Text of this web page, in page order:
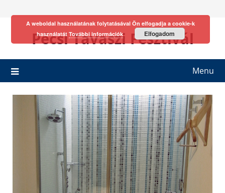
Pécsi Tavaszi Fesztivál
Menu
A weboldal használatának folytatásával Ön elfogadja a cookie-k
használatát További információk Elfogadom